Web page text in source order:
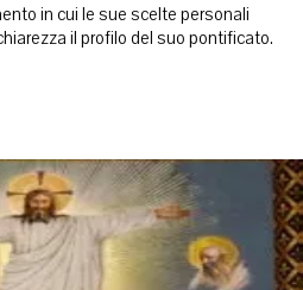
in cui le sue scelte personali
il profilo del suo pontificato.